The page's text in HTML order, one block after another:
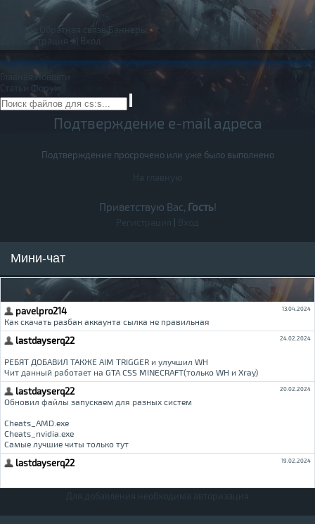
Обратная связь
Баннеры
Регистрация
Вход
Главная
Новости
Статьи Форум
Подтверждение e-mail адреса
Подтверждение просрочено или уже было выполнено
Приветствую Вас, Гость!
Мини-чат